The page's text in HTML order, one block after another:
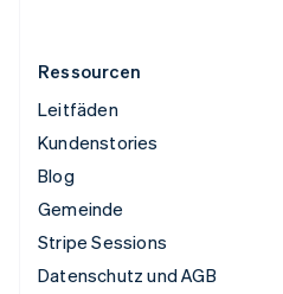
Ressourcen
Leitfäden
Kundenstories
Blog
Gemeinde
Stripe Sessions
Datenschutz und AGB